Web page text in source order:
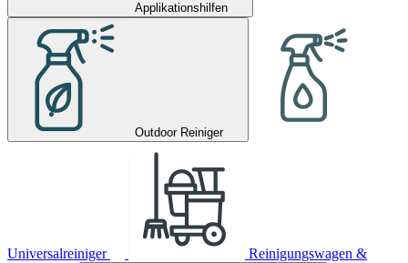
Applikationshilfen
Outdoor Reiniger
Universalreiniger Reinigungswagen &